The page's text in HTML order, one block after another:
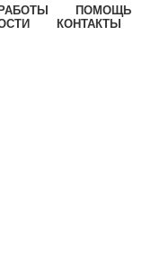
ПОМОЩЬ
КОНТАКТЫ